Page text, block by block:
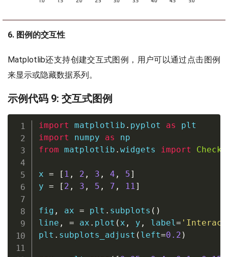
6. 图例的交互性
Matplotlib还支持创建交互式图例，用户可以通过点击图例
来显示或隐藏数据系列。
示例代码 9: 交互式图例
import matplotlib . pyplot as
import numpy as
from matplotlib . widgets import
x = [ 1 , 2 , 3 , 4 , 5]
y = [ 2 , 3 , 5 , 7 , 11]
fig , ax = plt . subplots ( )
line , = ax . plot ( x , y , label=
plt . subplots_adjust ( left=0.2 )